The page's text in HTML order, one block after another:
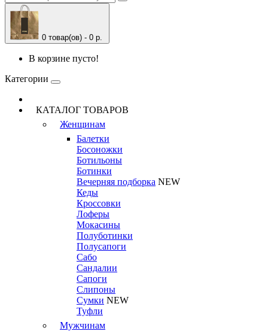
0 товар(ов) - 0 р.
В корзине пусто!
Категории
КАТАЛОГ ТОВАРОВ
Женщинам
Балетки
Босоножки
Ботильоны
Ботинки
Вечерняя подборка NEW
Кеды
Кроссовки
Лоферы
Мокасины
Полуботинки
Полусапоги
Сабо
Сандалии
Сапоги
Слипоны
Сумки NEW
Туфли
Мужчинам